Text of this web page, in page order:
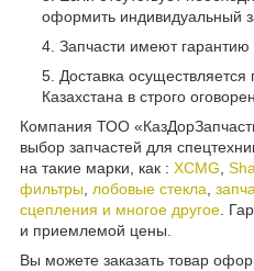
оформить индивидуальный
Запчасти имеют гарантию
Доставка осуществляется
Казахстана в строго
Компания ТОО
выбор запчастей для
на такие марки, как : XCMG,
фильтры, лобовые стекла,
сцепления и многое другое.
и приемлемой цены.
Вы можете заказать товар